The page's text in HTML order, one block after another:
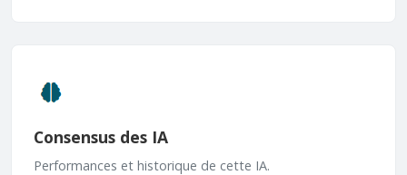
Consensus des IA
Performances et historique de cette IA.